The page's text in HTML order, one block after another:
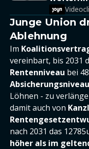
Junge Union
Ablehnung
Im
vereinbart, bis 2031
Rentenniveau bei
Löhnen - zu
damit auch von
nach 2031 das
höher als im